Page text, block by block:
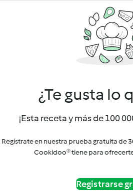
¿Te gusta lo
¡Esta receta y más de 100
Regístrate en nuestra prueba gratuita de
Cookidoo® tiene para
Registrarse